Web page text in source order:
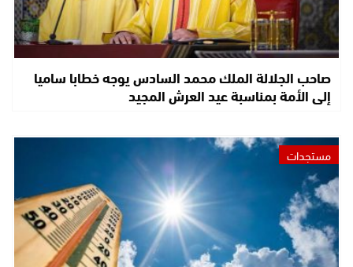
صاحب الجلالة الملك محمد السادس يوجه خطابا ساميا
إلى الأمة بمناسبة عيد العرش المجيد
مستجدات